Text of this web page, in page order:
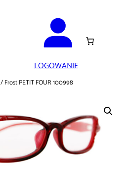
LOGOWANIE
/ Frost PETIT FOUR 100998